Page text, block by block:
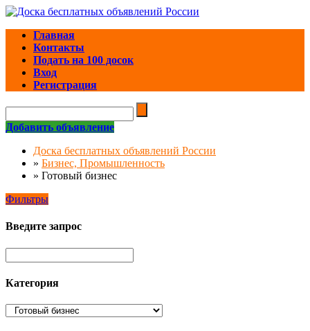
Главная
Контакты
Подать на 100 досок
Вход
Регистрация
Добавить объявление
Доска бесплатных объявлений России
» Бизнес, Промышленность
» Готовый бизнес
Фильтры
Введите запрос
Категория